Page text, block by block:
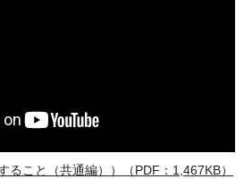
ること（共通編））（PDF：1,467KB）